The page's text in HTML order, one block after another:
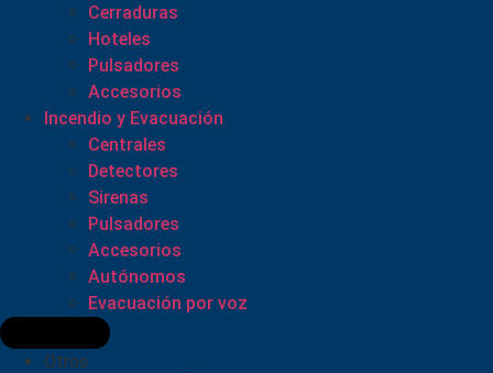
Cerraduras
Hoteles
Pulsadores
Accesorios
Incendio y Evacuación
Centrales
Detectores
Sirenas
Pulsadores
Accesorios
Autónomos
Evacuación por voz
Otros